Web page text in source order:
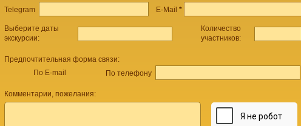
Telegram E-Mail *
Выберите даты
экскурсии:
Количество
участников:
Предпочтительная форма связи:
По E-mail
По телефону
Комментарии, пожелания: